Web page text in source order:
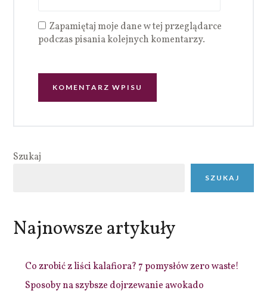
Zapamiętaj moje dane w tej przeglądarce
podczas pisania kolejnych komentarzy.
Szukaj
SZUKAJ
Najnowsze artykuły
Co zrobić z liści kalafiora? 7 pomysłów zero waste!
Sposoby na szybsze dojrzewanie awokado